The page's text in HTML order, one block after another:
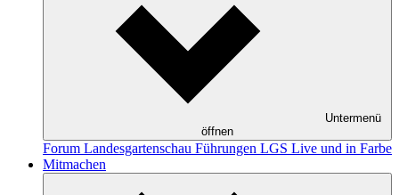
Untermenü
öffnen
Forum Landesgartenschau Führungen LGS Live und in Farbe
Mitmachen